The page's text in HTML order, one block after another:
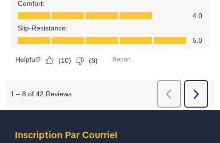
Inscription Par Courriel